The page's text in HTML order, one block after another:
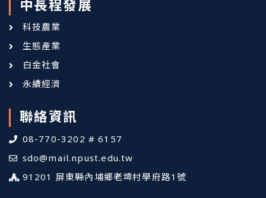
中長程發展
科技農業
生態產業
白金社會
永續經濟
聯絡資訊
08-770-3202 # 6157
sdo@mail.npust.edu.tw
91201 屏東縣內埔鄉老埤村學府路1號